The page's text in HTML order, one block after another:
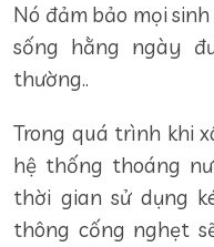
Nó đảm bảo mọi
sống hằng ngày
thường..
Trong quá trình khi
hệ thống thoáng
thời gian sử dụng
thông cống nghẹt